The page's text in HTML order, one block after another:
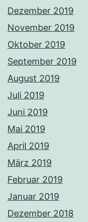
Dezember 2019
November 2019
Oktober 2019
September 2019
August 2019
Juli 2019
Juni 2019
Mai 2019
April 2019
März 2019
Februar 2019
Januar 2019
Dezember 2018